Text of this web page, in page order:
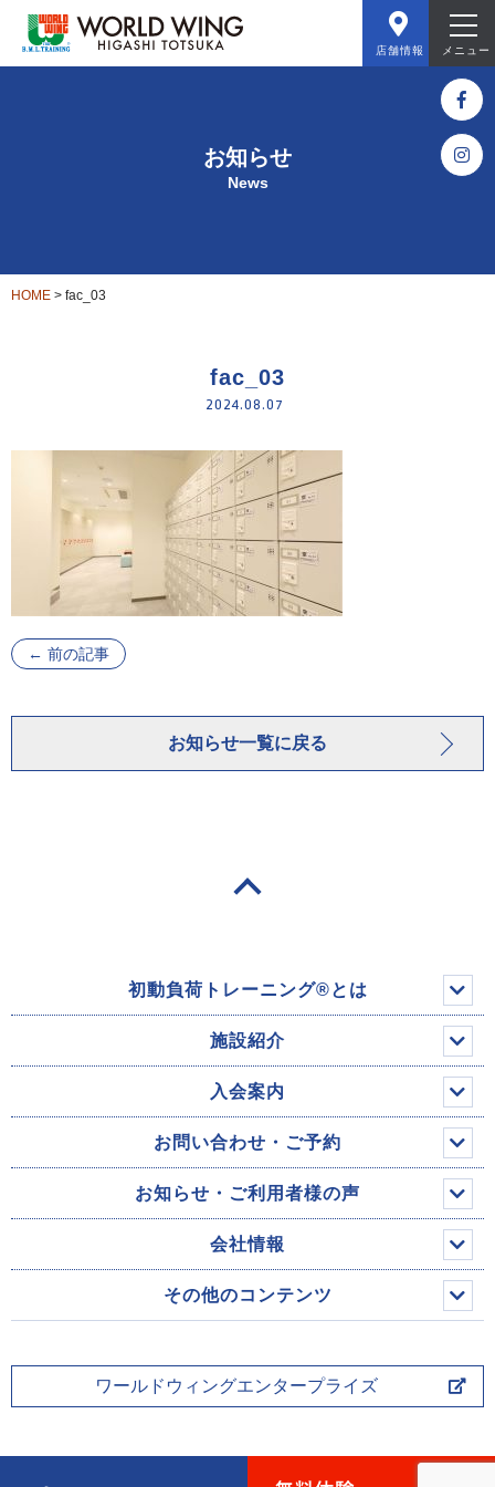
メニュー
店舗情報
お知らせ
News
HOME > fac_03
fac_03
2024.08.07
← 前の記事
お知らせ一覧に戻る
初動負荷トレーニング®とは
施設紹介
入会案内
お問い合わせ・ご予約
お知らせ・ご利用者様の声
会社情報
その他のコンテンツ
ワールドウィングエンタープライズ